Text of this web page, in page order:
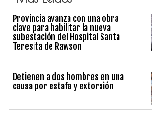
Provincia avanza con una obra
clave para habilitar la nueva
subestación del Hospital Santa
Teresita de Rawson
Detienen a dos hombres en una
causa por estafa y extorsión